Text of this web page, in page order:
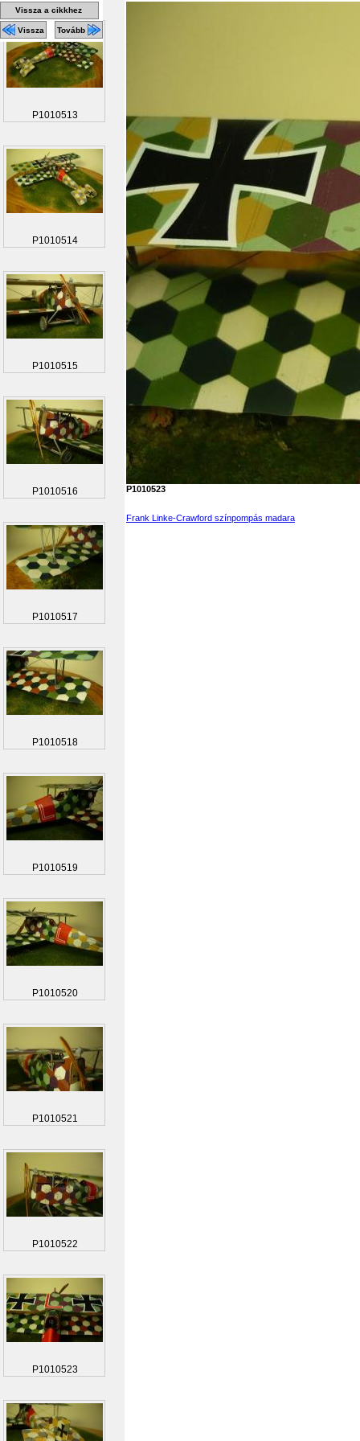
P1010523
Frank Linke-Crawford színpompás madara
Vissza a cikkhez
Vissza Tovább
P1010513
P1010514
P1010515
P1010516
P1010517
P1010518
P1010519
P1010520
P1010521
P1010522
P1010523